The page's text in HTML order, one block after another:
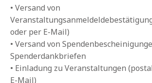
• Versand von
oder per E-Mail)
• Versand von
Spenderdankbriefen
• Einladung zu Veranstaltungen
E-Mail)